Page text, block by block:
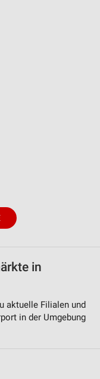
in
aktuelle Filialen und
in der Umgebung